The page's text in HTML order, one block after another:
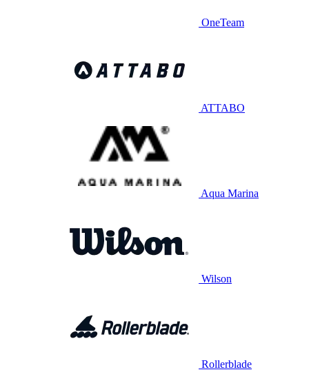
OneTeam
ATTABO
Aqua Marina
Wilson
Rollerblade